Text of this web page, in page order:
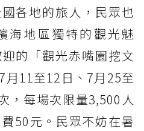
各地的旅人，民眾也
海地區獨特的觀光魅
的「觀光赤嘴園挖文
月11至12日、7月25至
，每場次限量3,500人
50元。民眾不妨在暑